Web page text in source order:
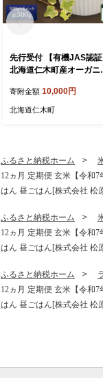
先行受付 【有機JAS認証
北海道仁木町産オーガニ
1パック 計500g 果物 フル
ツ 冷凍フルーツ 有機栽培
寄附金額 10,000円
北海道仁木町
ふるさと納税ホーム
12ヵ月 定期便 玄米【令和
はん 昼ごはん[株式会社 松
ふるさと納税ホーム
12ヵ月 定期便 玄米【令和
はん 昼ごはん[株式会社 松
ふるさと納税ホーム
12ヵ月 定期便 玄米【令和
はん 昼ごはん[株式会社 松